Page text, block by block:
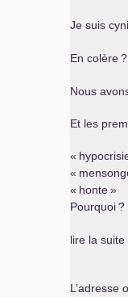
Je suis
En colère
Nous
Et les
«
«
« honte»
Pourquoi?
lire la suite
L’adresse